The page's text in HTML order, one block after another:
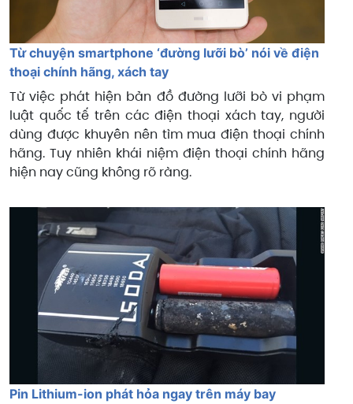
Từ chuyện smartphone ‘đường lưỡi bò’ nói về điện
thoại chính hãng, xách tay
Từ việc phát hiện bản đồ đường lưỡi bò vi phạm
luật quốc tế trên các điện thoại xách tay, người
dùng được khuyên nên tìm mua điện thoại chính
hãng. Tuy nhiên khái niệm điện thoại chính hãng
hiện nay cũng không rõ ràng.
Pin Lithium-ion phát hỏa ngay trên máy bay